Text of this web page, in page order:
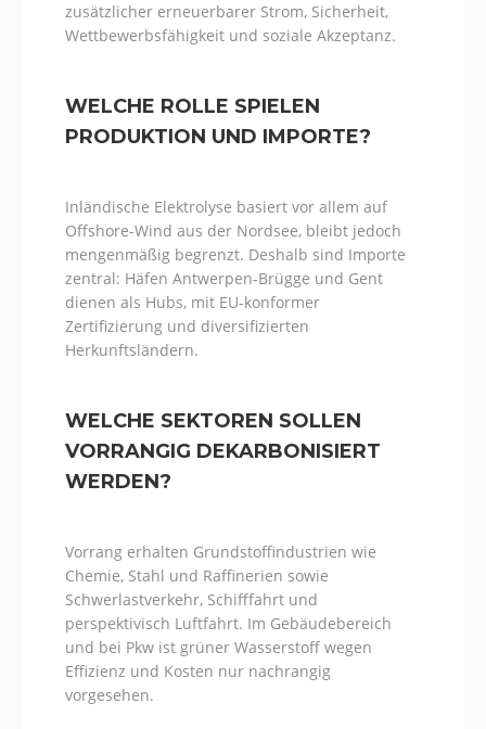
zusätzlicher erneuerbarer Strom, Sicherheit,
Wettbewerbsfähigkeit und soziale Akzeptanz.
WELCHE ROLLE SPIELEN
PRODUKTION UND IMPORTE?
Inländische Elektrolyse basiert vor allem auf
Offshore-Wind aus der Nordsee, bleibt jedoch
mengenmäßig begrenzt. Deshalb sind Importe
zentral: Häfen Antwerpen-Brügge und Gent
dienen als Hubs, mit EU-konformer
Zertifizierung und diversifizierten
Herkunftsländern.
WELCHE SEKTOREN SOLLEN
VORRANGIG DEKARBONISIERT
WERDEN?
Vorrang erhalten Grundstoffindustrien wie
Chemie, Stahl und Raffinerien sowie
Schwerlastverkehr, Schifffahrt und
perspektivisch Luftfahrt. Im Gebäudebereich
und bei Pkw ist grüner Wasserstoff wegen
Effizienz und Kosten nur nachrangig
vorgesehen.